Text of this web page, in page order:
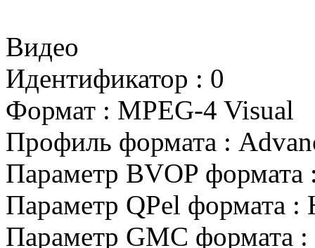
Видео
Идентификатор : 0
Формат : MPEG-4 Visual
Профиль формата :
Параметр BVOP формата
Параметр QPel формата :
Параметр GMC формата :